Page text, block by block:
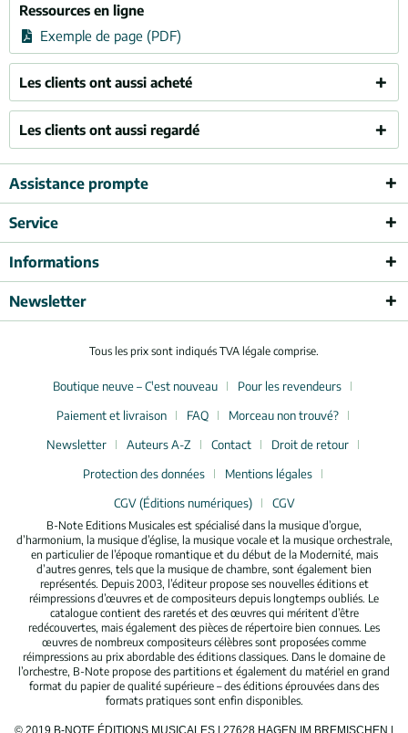
Ressources en ligne
Exemple de page (PDF)
Les clients ont aussi acheté
Les clients ont aussi regardé
Assistance prompte
Service
Informations
Newsletter
Tous les prix sont indiqués TVA légale comprise.
Boutique neuve – C'est nouveau
Pour les revendeurs
Paiement et livraison
FAQ
Morceau non trouvé?
Newsletter
Auteurs A-Z Contact
Droit de retour
Protection des données
Mentions légales
CGV (Éditions numériques)
CGV
B-Note Editions Musicales est spécialisé dans la musique d’orgue,
d’harmonium, la musique d’église, la musique vocale et la musique orchestrale,
en particulier de l’époque romantique et du début de la Modernité, mais
d’autres genres, tels que la musique de chambre, sont également bien
représentés. Depuis 2003, l’éditeur propose ses nouvelles éditions et
réimpressions d’œuvres et de compositeurs depuis longtemps oubliés. Le
catalogue contient des raretés et des œuvres qui méritent d’être
redécouvertes, mais également des pièces de répertoire bien connues. Les
œuvres de nombreux compositeurs célèbres sont proposées comme
réimpressions au prix abordable des éditions classiques. Dans le domaine de
l’orchestre, B-Note propose des partitions et également du matériel en grand
format du papier de qualité supérieure – des éditions éprouvées dans des
formats pratiques sont enfin disponibles.